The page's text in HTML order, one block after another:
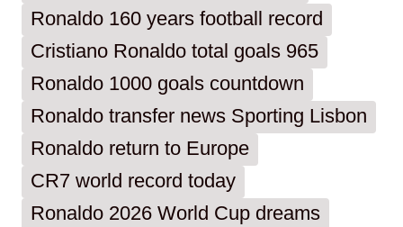
Ronaldo 160 years football record
Cristiano Ronaldo total goals 965
Ronaldo 1000 goals countdown
Ronaldo transfer news Sporting Lisbon
Ronaldo return to Europe
CR7 world record today
Ronaldo 2026 World Cup dreams